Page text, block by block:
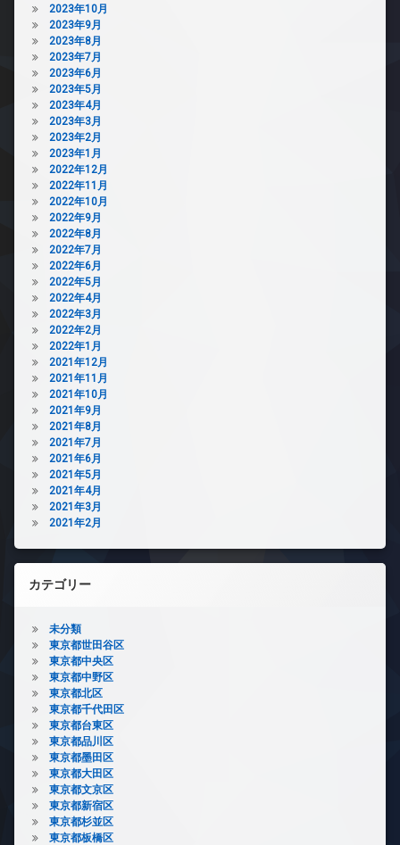
2023年10月
2023年9月
2023年8月
2023年7月
2023年6月
2023年5月
2023年4月
2023年3月
2023年2月
2023年1月
2022年12月
2022年11月
2022年10月
2022年9月
2022年8月
2022年7月
2022年6月
2022年5月
2022年4月
2022年3月
2022年2月
2022年1月
2021年12月
2021年11月
2021年10月
2021年9月
2021年8月
2021年7月
2021年6月
2021年5月
2021年4月
2021年3月
2021年2月
カテゴリー
未分類
東京都世田谷区
東京都中央区
東京都中野区
東京都北区
東京都千代田区
東京都台東区
東京都品川区
東京都墨田区
東京都大田区
東京都文京区
東京都新宿区
東京都杉並区
東京都板橋区